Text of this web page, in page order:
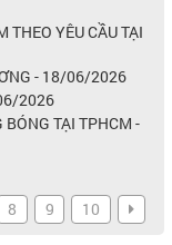
THEO YÊU CẦU TẠI
- 18/06/2026
2026
BÓNG TẠI TPHCM -
8 9 10